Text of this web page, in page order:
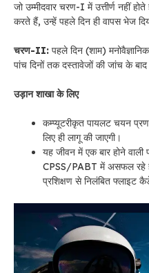
जो उम्मीदवार चरण-I में उत्तीर्ण नहीं
करते हैं, उन्हें पहले दिन ही वापस भेज
चरण-II: पहले दिन (शाम)
पांच दिनों तक दस्तावेजों की जांच के
उड़ान शाखा के लिए
कम्प्यूटरीकृत पायलट चयन
लिए ही लागू की जाएगी।
यह जीवन में एक बार होने वाली
CPSS/PABT में असफल रहे हैं
प्रशिक्षण से निलंबित फ्लाइट